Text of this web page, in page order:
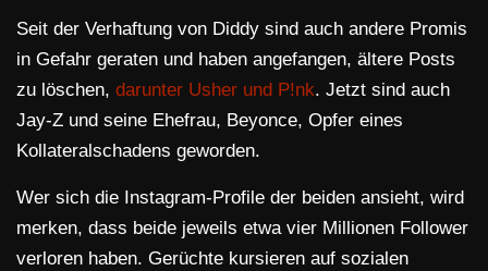
Seit der Verhaftung von Diddy sind auch andere Promis
in Gefahr geraten und haben angefangen, ältere Posts
zu löschen, darunter Usher und P!nk. Jetzt sind auch
Jay-Z und seine Ehefrau, Beyonce, Opfer eines
Kollateralschadens geworden.
Wer sich die Instagram-Profile der beiden ansieht, wird
merken, dass beide jeweils etwa vier Millionen Follower
verloren haben. Gerüchte kursieren auf sozialen